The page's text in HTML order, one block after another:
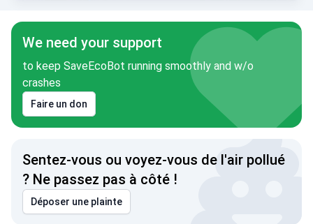
We need your support
to keep SaveEcoBot running smoothly and w/o
crashes
Faire un don
Sentez-vous ou voyez-vous de l'air pollué
? Ne passez pas à côté !
Déposer une plainte